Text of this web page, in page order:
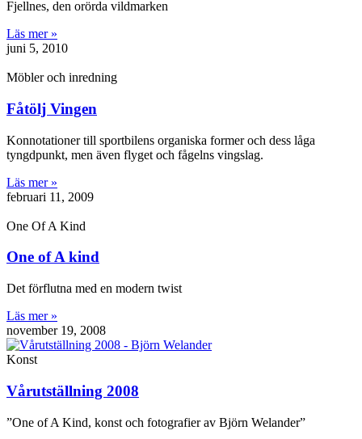
Fjellnes, den orörda vildmarken
Läs mer »
juni 5, 2010
Möbler och inredning
Fåtölj Vingen
Konnotationer till sportbilens organiska former och dess låga
tyngdpunkt, men även flyget och fågelns vingslag.
Läs mer »
februari 11, 2009
One Of A Kind
One of A kind
Det förflutna med en modern twist
Läs mer »
november 19, 2008
Konst
Vårutställning 2008
”One of A Kind, konst och fotografier av Björn Welander”